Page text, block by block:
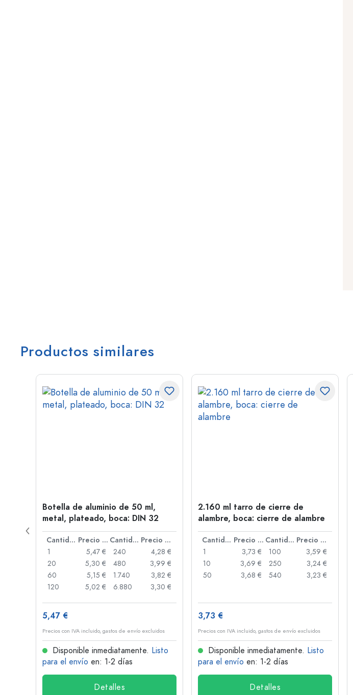
Productos similares
Botella de aluminio de 50 ml,
metal, plateado, boca: DIN 32
Cantidad Precio por unidad Cantidad
Precio por unidad
1
5,47 €
20
5,30 €
60
5,15 €
120
5,02 €
240
4,28 €
480
3,99 €
1.740
3,82 €
6.880
3,30 €
5,47 €
Precios con IVA incluido, gastos de envío excluidos
Disponible inmediatamente. Listo
para el envío en: 1-2 días
Detalles
2.160 ml tarro de cierre de
alambre, boca: cierre de alambre
Cantidad Precio por unidad Cantidad
Precio por unidad
1
3,73 €
10
3,69 €
50
3,68 €
100
3,59 €
250
3,24 €
540
3,23 €
3,73 €
Precios con IVA incluido, gastos de envío excluidos
Disponible inmediatamente. Listo
para el envío en: 1-2 días
Detalles